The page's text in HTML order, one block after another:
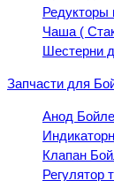
Редукторы
Чаша (
Шестерни
Запчасти для
Анод
Клапан
Регулятор